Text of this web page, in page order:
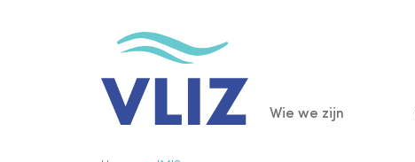
Main
Wie we zijn